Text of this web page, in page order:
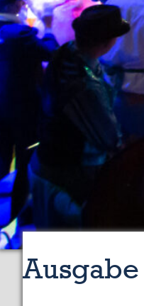
Ausgabe